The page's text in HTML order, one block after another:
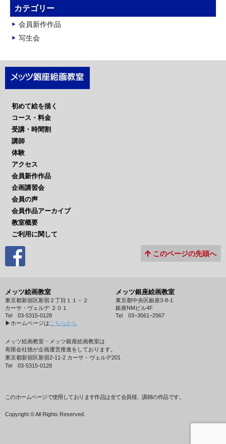
カ
イ
ブ
カテゴリー
会員新作作品
写生会
初めて絵を描く
コース・料金
受講・時間割
講師
体験
アクセス
会員新作作品
企画講習会
会員の声
会員作品アーカイブ
教室概要
ご利用に関して
このページの先頭へ
メッツ絵画教室
東京都新宿区新宿２丁目１１－２
カーサ・ヴェルデ ２０１
Tel 03-5315-0128
▶︎ホームページは こちらから
メッツ銀座絵画教室
東京都中央区銀座3-8-1
銀座NMビル4F
Tel 03−3561−2567
メッツ絵画教室・メッツ銀座絵画教室は
有限会社徳が企画運営推進をしております。
東京都新宿区新宿2-11-2 カーサ・ヴェルデ201
Tel 03-5315-0128
このホームページで使用しております作品は全て会員様、講師の作品です。
Copyright © All Rights Reserved.